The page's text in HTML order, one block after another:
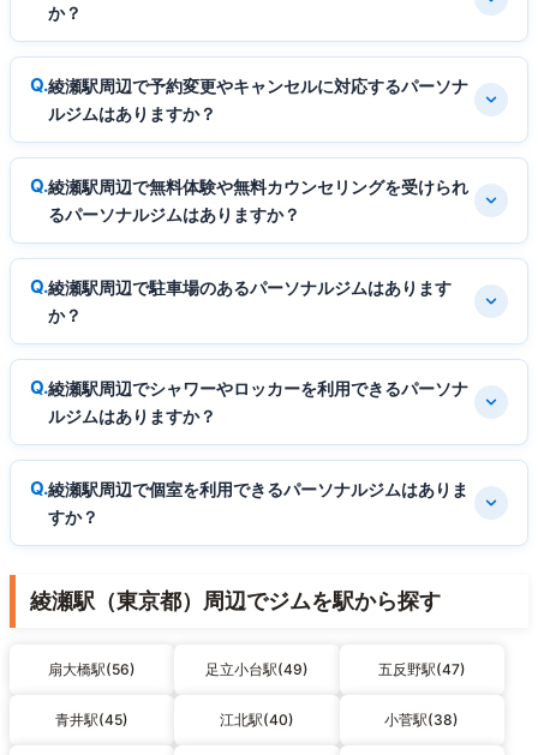
か？
綾瀬駅周辺で予約変更やキャンセルに対応するパーソナ
ルジムはありますか？
綾瀬駅周辺で無料体験や無料カウンセリングを受けられ
るパーソナルジムはありますか？
綾瀬駅周辺で駐車場のあるパーソナルジムはあります
か？
綾瀬駅周辺でシャワーやロッカーを利用できるパーソナ
ルジムはありますか？
綾瀬駅周辺で個室を利用できるパーソナルジムはありま
すか？
綾瀬駅（東京都）周辺でジムを駅から探す
扇大橋駅(56) 足立小台駅(49) 五反野駅(47)
青井駅(45) 江北駅(40) 小菅駅(38)